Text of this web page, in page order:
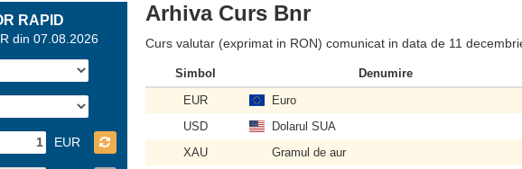
RAPID
din 07.08.2026
EUR
Arhiva Curs Bnr
Curs valutar (exprimat in RON) comunicat in data de 11
Simbol Denumire
EUR
Euro
USD
Dolarul SUA
XAU
Gramul de aur